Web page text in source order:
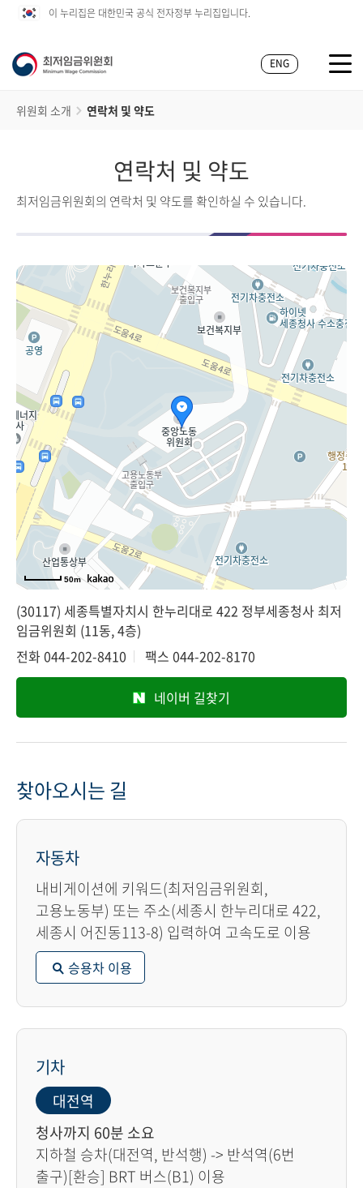
이 누리집은 대한민국 공식 전자정부 누리집입니다.
ENG
위원회 소개 연락처 및 약도
연락처 및 약도
최저임금위원회의 연락처 및 약도를 확인하실 수 있습니다.
50m
(30117) 세종특별자치시 한누리대로 422 정부세종청사 최저
임금위원회 (11동, 4층)
전화044-202-8410 팩스 044-202-8170
네이버 길찾기
찾아오시는 길
자동차
내비게이션에 키워드(최저임금위원회,
고용노동부) 또는 주소(세종시 한누리대로 422,
세종시 어진동113-8) 입력하여 고속도로 이용
승용차 이용
기차
대전역
청사까지 60분 소요
지하철 승차(대전역, 반석행) -> 반석역(6번
출구)[환승] BRT 버스(B1) 이용